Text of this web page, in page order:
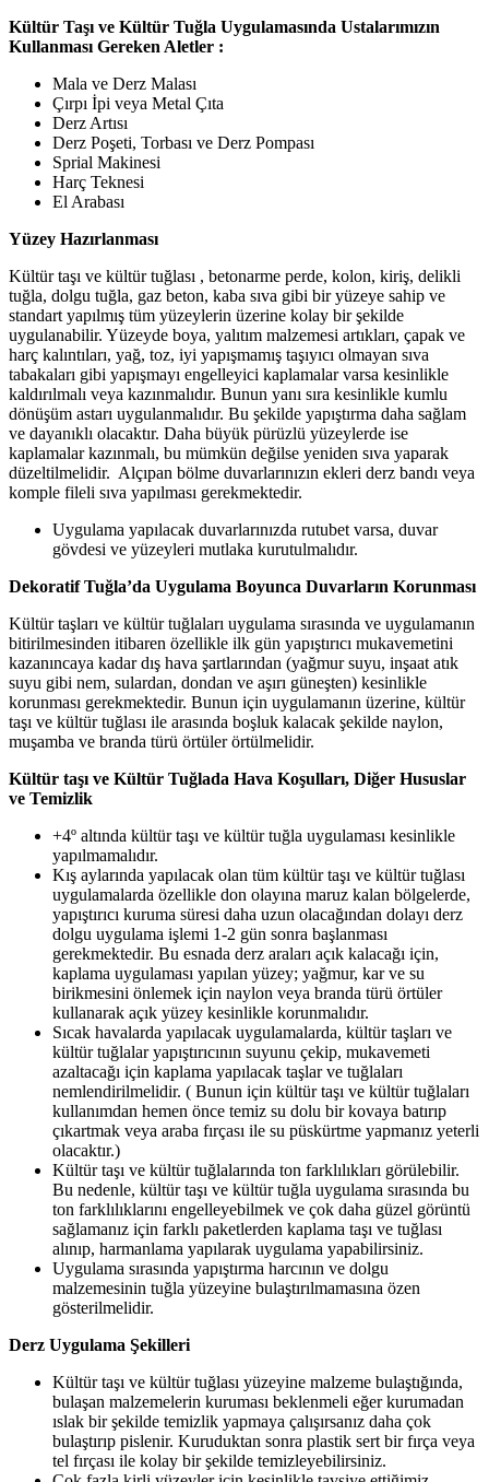
Kültür Taşı ve Kültür Tuğla Uygulamasında Ustalarımızın
Kullanması Gereken Aletler :
Mala ve Derz Malası
Çırpı İpi veya Metal Çıta
Derz Artısı
Derz Poşeti, Torbası ve Derz Pompası
Sprial Makinesi
Harç Teknesi
El Arabası
Yüzey Hazırlanması
Kültür taşı ve kültür tuğlası , betonarme perde, kolon, kiriş, delikli
tuğla, dolgu tuğla, gaz beton, kaba sıva gibi bir yüzeye sahip ve
standart yapılmış tüm yüzeylerin üzerine kolay bir şekilde
uygulanabilir. Yüzeyde boya, yalıtım malzemesi artıkları, çapak ve
harç kalıntıları, yağ, toz, iyi yapışmamış taşıyıcı olmayan sıva
tabakaları gibi yapışmayı engelleyici kaplamalar varsa kesinlikle
kaldırılmalı veya kazınmalıdır. Bunun yanı sıra kesinlikle kumlu
dönüşüm astarı uygulanmalıdır. Bu şekilde yapıştırma daha sağlam
ve dayanıklı olacaktır. Daha büyük pürüzlü yüzeylerde ise
kaplamalar kazınmalı, bu mümkün değilse yeniden sıva yaparak
düzeltilmelidir. Alçıpan bölme duvarlarınızın ekleri derz bandı veya
komple fileli sıva yapılması gerekmektedir.
Uygulama yapılacak duvarlarınızda rutubet varsa, duvar
gövdesi ve yüzeyleri mutlaka kurutulmalıdır.
Dekoratif Tuğla’da Uygulama Boyunca Duvarların Korunması
Kültür taşları ve kültür tuğlaları uygulama sırasında ve uygulamanın
bitirilmesinden itibaren özellikle ilk gün yapıştırıcı mukavemetini
kazanıncaya kadar dış hava şartlarından (yağmur suyu, inşaat atık
suyu gibi nem, sulardan, dondan ve aşırı güneşten) kesinlikle
korunması gerekmektedir. Bunun için uygulamanın üzerine, kültür
taşı ve kültür tuğlası ile arasında boşluk kalacak şekilde naylon,
muşamba ve branda türü örtüler örtülmelidir.
Kültür taşı ve Kültür Tuğlada Hava Koşulları, Diğer Hususlar
ve Temizlik
+4º altında kültür taşı ve kültür tuğla uygulaması kesinlikle
yapılmamalıdır.
Kış aylarında yapılacak olan tüm kültür taşı ve kültür tuğlası
uygulamalarda özellikle don olayına maruz kalan bölgelerde,
yapıştırıcı kuruma süresi daha uzun olacağından dolayı derz
dolgu uygulama işlemi 1-2 gün sonra başlanması
gerekmektedir. Bu esnada derz araları açık kalacağı için,
kaplama uygulaması yapılan yüzey; yağmur, kar ve su
birikmesini önlemek için naylon veya branda türü örtüler
kullanarak açık yüzey kesinlikle korunmalıdır.
Sıcak havalarda yapılacak uygulamalarda, kültür taşları ve
kültür tuğlalar yapıştırıcının suyunu çekip, mukavemeti
azaltacağı için kaplama yapılacak taşlar ve tuğlaları
nemlendirilmelidir. ( Bunun için kültür taşı ve kültür tuğlaları
kullanımdan hemen önce temiz su dolu bir kovaya batırıp
çıkartmak veya araba fırçası ile su püskürtme yapmanız yeterli
olacaktır.)
Kültür taşı ve kültür tuğlalarında ton farklılıkları görülebilir.
Bu nedenle, kültür taşı ve kültür tuğla uygulama sırasında bu
ton farklılıklarını engelleyebilmek ve çok daha güzel görüntü
sağlamanız için farklı paketlerden kaplama taşı ve tuğlası
alınıp, harmanlama yapılarak uygulama yapabilirsiniz.
Uygulama sırasında yapıştırma harcının ve dolgu
malzemesinin tuğla yüzeyine bulaştırılmamasına özen
gösterilmelidir.
Derz Uygulama Şekilleri
Kültür taşı ve kültür tuğlası yüzeyine malzeme bulaştığında,
bulaşan malzemelerin kuruması beklenmeli eğer kurumadan
ıslak bir şekilde temizlik yapmaya çalışırsanız daha çok
bulaştırıp pislenir. Kuruduktan sonra plastik sert bir fırça veya
tel fırçası ile kolay bir şekilde temizleyebilirsiniz.